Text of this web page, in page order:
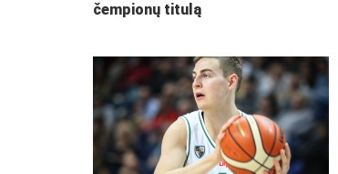
čempionų titulą